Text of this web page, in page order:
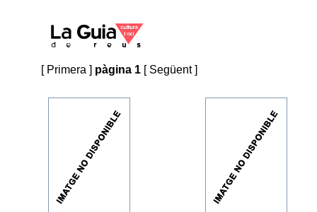
[ Primera ] pàgina 1 [ Següent]